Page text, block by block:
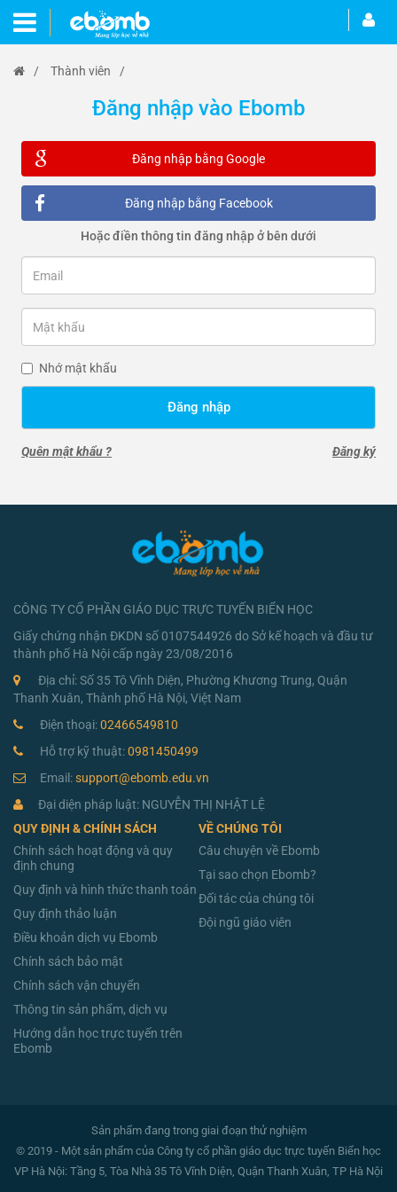
/ Thành viên /
Đăng nhập vào Ebomb
Đăng nhập bằng Google
Đăng nhập bằng Facebook
Hoặc điền thông tin đăng nhập ở bên dưới
Nhớ mật khẩu
Đăng nhập
Quên mật khẩu ? Đăng ký
CÔNG TY CỔ PHẦN GIÁO DỤC TRỰC TUYẾN BIỂN HỌC
Giấy chứng nhận ĐKDN số 0107544926 do Sở kế hoạch và đầu tư
thành phố Hà Nội cấp ngày 23/08/2016
Địa chỉ: Số 35 Tô Vĩnh Diện, Phường Khương Trung, Quận
Thanh Xuân, Thành phố Hà Nội, Việt Nam
Điện thoại:02466549810
Hỗ trợ kỹ thuật:0981450499
Email:support@ebomb.edu.vn
Đại diện pháp luật: NGUYỄN THỊ NHẬT LỆ
QUY ĐỊNH & CHÍNH SÁCH
Chính sách hoạt động và quy
định chung
Quy định và hình thức thanh toán
Quy định thảo luận
Điều khoản dịch vụ Ebomb
Chính sách bảo mật
Chính sách vận chuyển
Thông tin sản phẩm, dịch vụ
Hướng dẫn học trực tuyến trên
Ebomb
VỀ CHÚNG TÔI
Câu chuyện về Ebomb
Tại sao chọn Ebomb?
Đối tác của chúng tôi
Đội ngũ giáo viên
Sản phẩm đang trong giai đoạn thử nghiệm
© 2019 - Một sản phẩm của Công ty cổ phần giáo dục trực tuyến Biển học
VP Hà Nội: Tầng 5, Tòa Nhà 35 Tô Vĩnh Diện, Quận Thanh Xuân, TP Hà Nội